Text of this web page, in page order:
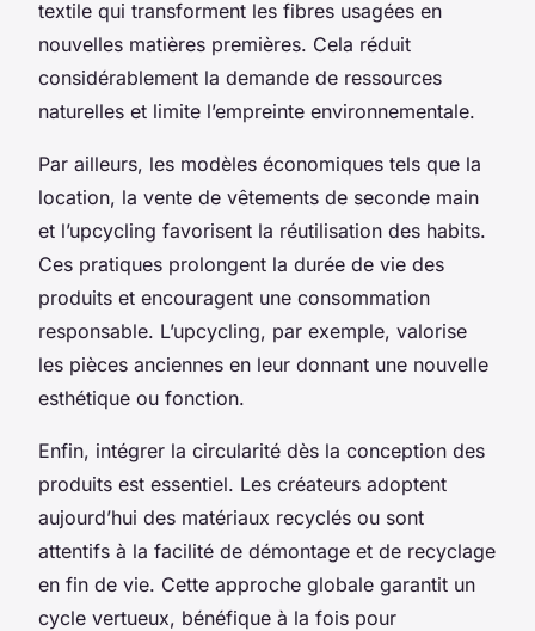
textile qui transforment les fibres usagées en
nouvelles matières premières. Cela réduit
considérablement la demande de ressources
naturelles et limite l’empreinte environnementale.
Par ailleurs, les modèles économiques tels que la
location, la vente de vêtements de seconde main
et l’upcycling favorisent la réutilisation des habits.
Ces pratiques prolongent la durée de vie des
produits et encouragent une consommation
responsable. L’upcycling, par exemple, valorise
les pièces anciennes en leur donnant une nouvelle
esthétique ou fonction.
Enfin, intégrer la circularité dès la conception des
produits est essentiel. Les créateurs adoptent
aujourd’hui des matériaux recyclés ou sont
attentifs à la facilité de démontage et de recyclage
en fin de vie. Cette approche globale garantit un
cycle vertueux, bénéfique à la fois pour